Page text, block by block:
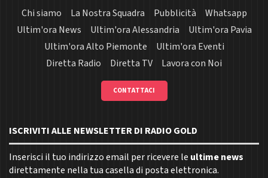
Chi siamo La Nostra Squadra Pubblicità
Whatsapp
Ultim'ora News
Ultim'ora Alessandria
Ultim'ora Pavia
Ultim'ora Alto Piemonte
Ultim'ora Eventi
Diretta Radio
Diretta TV Lavora con Noi
CONTATTACI
ISCRIVITI ALLE NEWSLETTER DI RADIO GOLD
Inserisci il tuo indirizzo email per ricevere le ultime news
direttamente nella tua casella di posta elettronica.